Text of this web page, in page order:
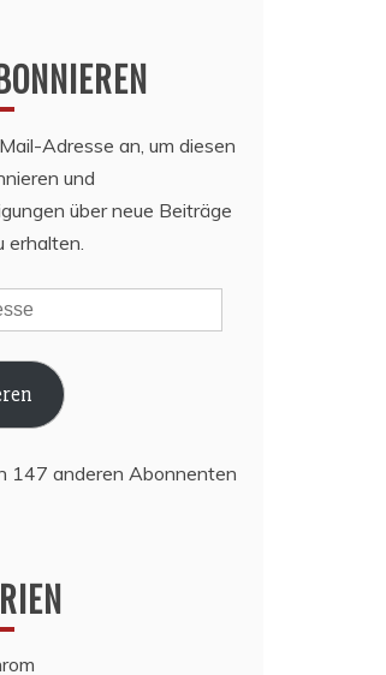
Adresse an, um diesen
und
über neue Beiträge
erhalten.
147 anderen Abonnenten